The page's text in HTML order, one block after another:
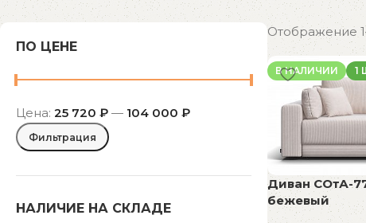
ПО ЦЕНЕ
Фильтрация
Цена: 25 720 ₽ — 104 000 ₽
НАЛИЧИЕ НА СКЛАДЕ
Отображение
В НАЛИЧИИ 1
Диван СОтА-
бежевый